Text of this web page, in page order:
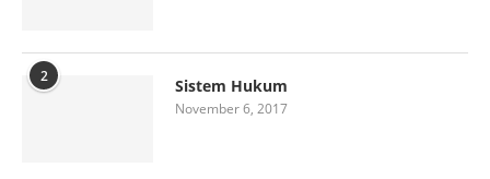
2 Sistem Hukum
November 6, 2017